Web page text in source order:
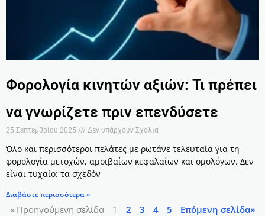
Φορολογία κινητών αξιών: Τι πρέπει
να γνωρίζετε πριν επενδύσετε
25 Σεπτεμβρίου 2025 Δεν υπάρχουν Σχόλια
Όλο και περισσότεροι πελάτες με ρωτάνε τελευταία για τη
φορολογία μετοχών, αμοιβαίων κεφαλαίων και ομολόγων. Δεν
είναι τυχαίο: τα σχεδόν
Διαβάστε περισσότερα »
« Προηγούμενη σελίδα 1 2 3 4 5 Επόμενη σελίδα»